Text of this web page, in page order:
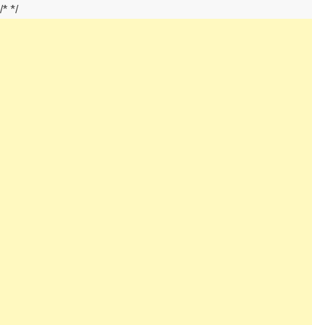
/* */